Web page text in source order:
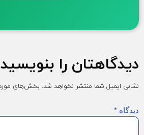
دیدگاهتان را بنویسید
نشانی ایمیل شما منتشر نخواهد شد. بخش‌های
دیدگاه *